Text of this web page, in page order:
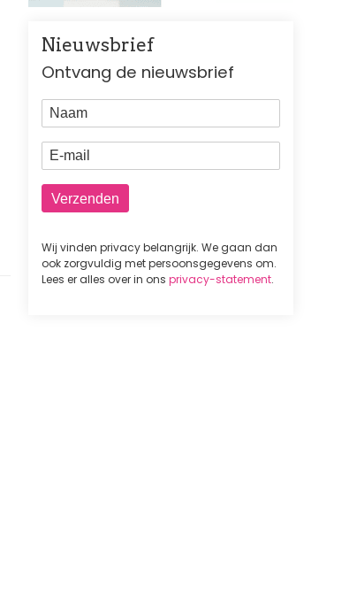
Nieuwsbrief
Ontvang de nieuwsbrief
Naam
E-mail
Wij vinden privacy belangrijk. We gaan dan
ook zorgvuldig met persoonsgegevens om.
Lees er alles over in ons privacy-statement.